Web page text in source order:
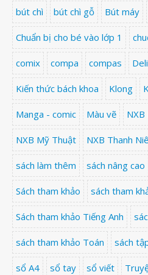
bút chì bút chì gỗ Bút máy
Chuẩn bị cho bé vào lớp 1
comix compa compas Deli
Kiến thức bách khoa Klong
Manga - comic Màu vẽ
NXB Mỹ Thuật NXB Thanh
sách làm thêm sách nâng cao
Sách tham khảo sách tham
Sách tham khảo Tiếng Anh
sách tham khảo Toán sách
sổ A4 sổ tay sổ viết